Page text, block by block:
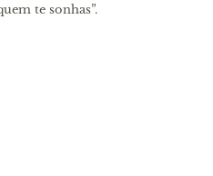
te sonhas”.